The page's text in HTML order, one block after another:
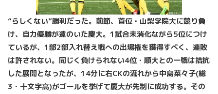
“らしくない”勝利だった。前節、首位・山梨学院大に競り負
け、自力優勝が遠のいた慶大。1試合未消化ながら5位につけ
ているが、1部2部入れ替え戦への出場権を獲得すべく、連敗
は許されない。同じく負けられない4位・順大との一戦は拮抗
した展開となったが、14分に右CKの流れから中島菜々子(総
3・十文字高)がゴールを挙げて慶大が先制に成功する。その